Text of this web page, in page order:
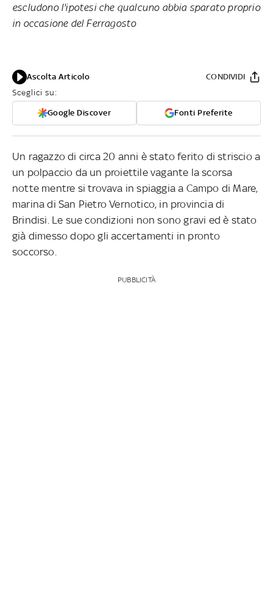
escludono l'ipotesi che qualcuno abbia sparato proprio
in occasione del Ferragosto
Ascolta Articolo
Sceglici su:
Google Discover Fonti Preferite
CONDIVIDI
Un ragazzo di circa 20 anni è stato ferito di striscio a
un polpaccio da un proiettile vagante la scorsa
notte mentre si trovava in spiaggia a Campo di Mare,
marina di San Pietro Vernotico, in provincia di
Brindisi. Le sue condizioni non sono gravi ed è stato
già dimesso dopo gli accertamenti in pronto
soccorso.
PUBBLICITÀ